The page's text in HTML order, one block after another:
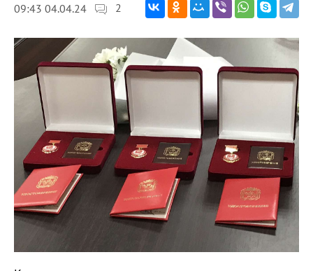
09:43 04.04.24 2